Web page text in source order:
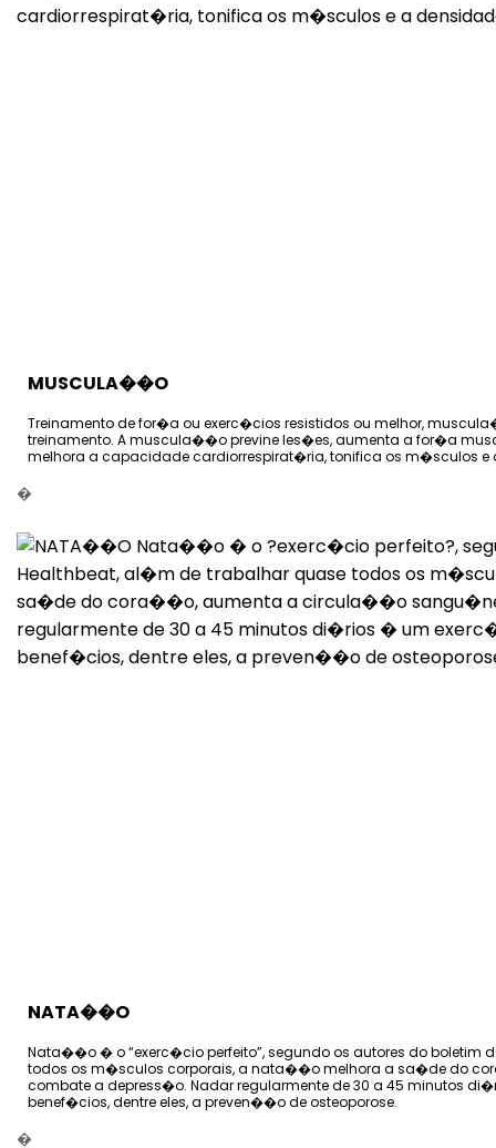
MUSCULA��O
Treinamento de for�a ou exerc�cios resistidos ou melhor,
treinamento. A muscula��o previne les�es, aumenta a for�a
melhora a capacidade cardiorrespirat�ria, tonifica os m�sculos e
�
NATA��O
Nata��o � o “exerc�cio perfeito”, segundo os autores do boletim
todos os m�sculos corporais, a nata��o melhora a sa�de do
combate a depress�o. Nadar regularmente de 30 a 45 minutos
benef�cios, dentre eles, a preven��o de osteoporose.
�